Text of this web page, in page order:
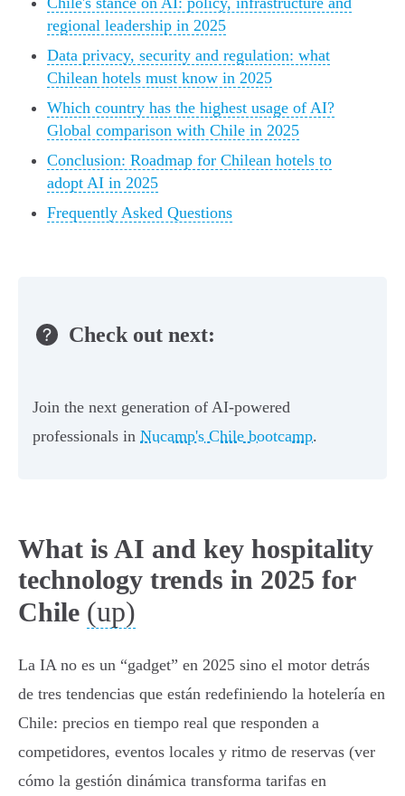
regional leadership in 2025
Data privacy, security and regulation: what
Chilean hotels must know in 2025
Which country has the highest usage of AI?
Global comparison with Chile in 2025
Conclusion: Roadmap for Chilean hotels to
adopt AI in 2025
Frequently Asked Questions
Check out next:
Join the next generation of AI-powered
professionals in Nucamp's Chile bootcamp.
What is AI and key hospitality
technology trends in 2025 for
Chile (up)
La IA no es un “gadget” en 2025 sino el motor detrás
de tres tendencias que están redefiniendo la hotelería en
Chile: precios en tiempo real que responden a
competidores, eventos locales y ritmo de reservas (ver
cómo la gestión dinámica transforma tarifas en